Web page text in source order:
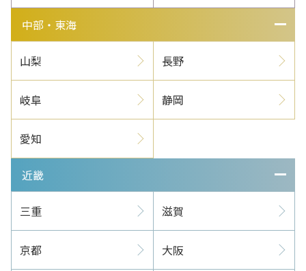
中部・東海
山梨 長野
岐阜 静岡
愛知
近畿
三重 滋賀
京都 大阪